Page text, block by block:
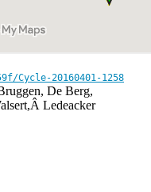
Cycle-20160401-1258
De Berg,
Ledeacker